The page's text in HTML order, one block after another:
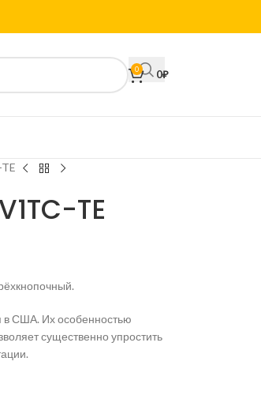
0 0₽
TE
в США. Их особенностью
существенно упростить